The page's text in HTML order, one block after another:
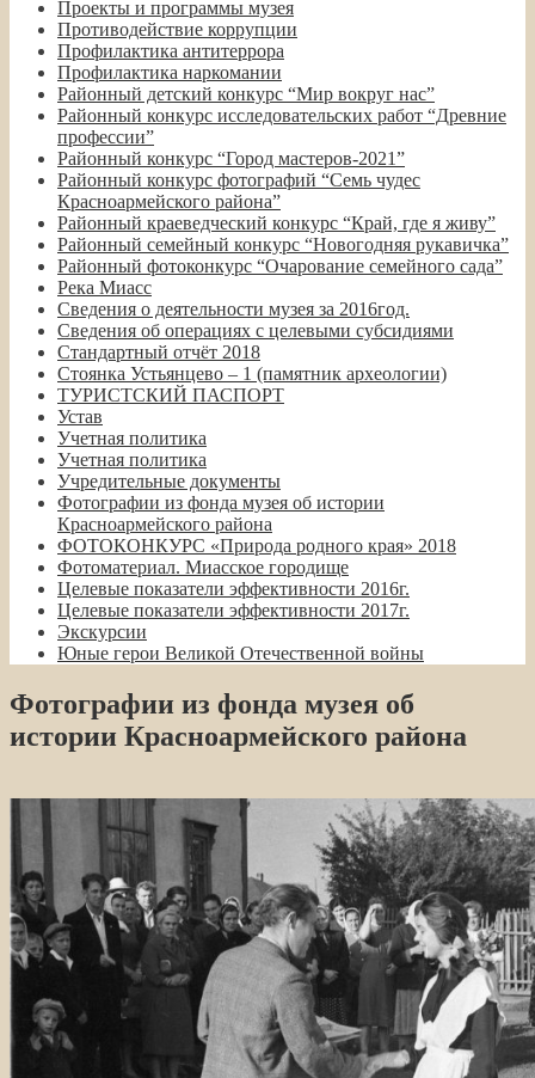
Проекты и программы музея
Противодействие коррупции
Профилактика антитеррора
Профилактика наркомании
Районный детский конкурс “Мир вокруг нас”
Районный конкурс исследовательских работ “Древние
профессии”
Районный конкурс “Город мастеров-2021”
Районный конкурс фотографий “Семь чудес
Красноармейского района”
Районный краеведческий конкурс “Край, где я живу”
Районный семейный конкурс “Новогодняя рукавичка”
Районный фотоконкурс “Очарование семейного сада”
Река Миасс
Сведения о деятельности музея за 2016год.
Сведения об операциях с целевыми субсидиями
Стандартный отчёт 2018
Стоянка Устьянцево – 1 (памятник археологии)
ТУРИСТСКИЙ ПАСПОРТ
Устав
Учетная политика
Учетная политика
Учредительные документы
Фотографии из фонда музея об истории
Красноармейского района
ФОТОКОНКУРС «Природа родного края» 2018
Фотоматериал. Миасское городище
Целевые показатели эффективности 2016г.
Целевые показатели эффективности 2017г.
Экскурсии
Юные герои Великой Отечественной войны
Фотографии из фонда музея об
истории Красноармейского района